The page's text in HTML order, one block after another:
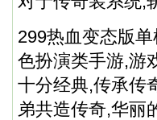
299热血变态版
色扮演类手游,游
十分经典,传承传
弟共造传奇,华丽